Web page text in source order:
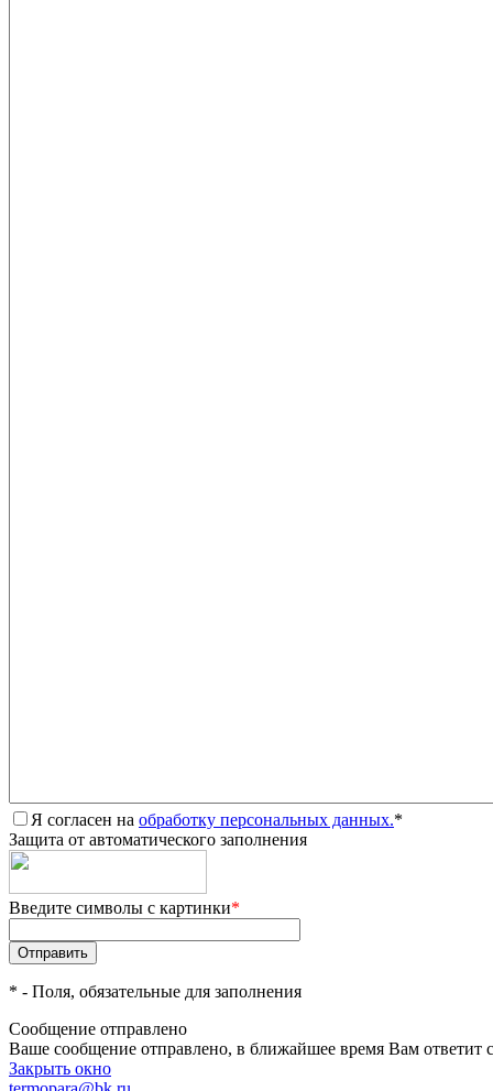
Я согласен на обработку персональных данных.*
Защита от автоматического заполнения
Введите символы с картинки*
* - Поля, обязательные для заполнения
Сообщение отправлено
Ваше сообщение отправлено, в ближайшее время Вам ответит
Закрыть окно